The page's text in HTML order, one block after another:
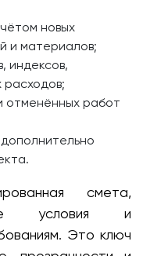
новых
и материалов;
индексов,
отменённых работ
смета,
условия и
Это ключ